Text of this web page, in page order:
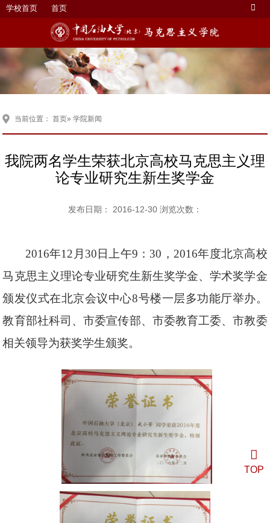
学校首页 首页
当前位置：首页» 学院新闻
我院两名学生荣获北京高校马克思主义理
论专业研究生新生奖学金
发布日期： 2016-12-30 浏览次数：
2016年12 月 30日上午9 ： 30 ， 2016年度北京高校
马克思主义理论专业研究生新生奖学金、学术奖学金
颁发仪式在北京会议中心8号楼一层多功能厅举办。
教育部社科司、市委宣传部、市委教育工委、市教委
相关领导为获奖学生颁奖。
TOP